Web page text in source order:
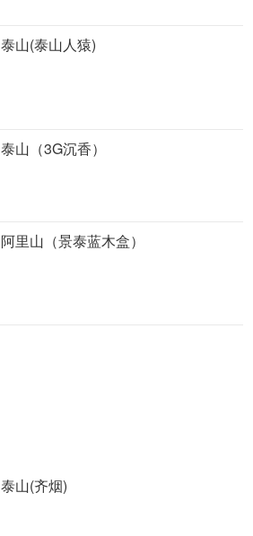
泰山(泰山人猿)
泰山（3G沉香）
阿里山（景泰蓝木盒）
泰山(齐烟)